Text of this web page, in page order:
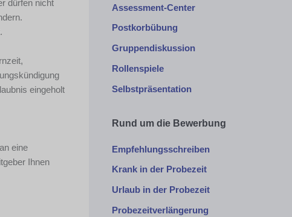
dürfen nicht
eingeholt
eine
Ihnen
Assessment-Center
Postkorbübung
Gruppendiskussion
Rollenspiele
Selbstpräsentation
Rund um die Bewerbung
Empfehlungsschreiben
Krank in der Probezeit
Urlaub in der Probezeit
Probezeitverlängerung